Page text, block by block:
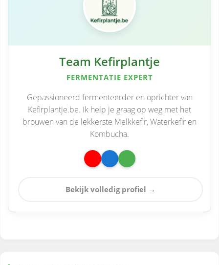
Team Kefirplantje
FERMENTATIE EXPERT
Gepassioneerd fermenteerder en oprichter van
Kefirplantje.be. Ik help je graag op weg met het
brouwen van de lekkerste Melkkefir, Waterkefir en
Kombucha.
Bekijk volledig profiel →